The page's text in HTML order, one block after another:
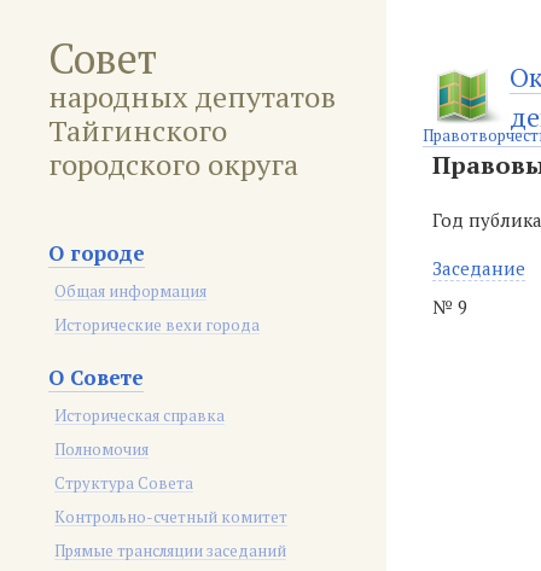
Совет
народных депутатов
Тайгинского
городского округа
О городе
Общая информация
Исторические вехи города
О Совете
Историческая справка
Полномочия
Структура Совета
Контрольно-счетный комитет
Прямые трансляции заседаний
Год
Заседание
№ 9